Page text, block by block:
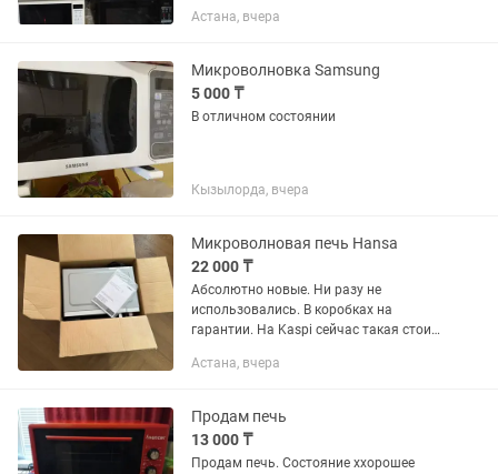
Астана, вчера
Микроволновка Samsung
5 000 ₸
В отличном состоянии
Кызылорда, вчера
Микроволновая печь Hansa
22 000 ₸
Абсолютно новые. Ни разу не
использовались. В коробках на
гарантии. На Kaspi сейчас такая стоит
цене 22 000 каждая. Звонить на
Астана, вчера
Продам печь
13 000 ₸
Продам печь. Состояние ххорошее